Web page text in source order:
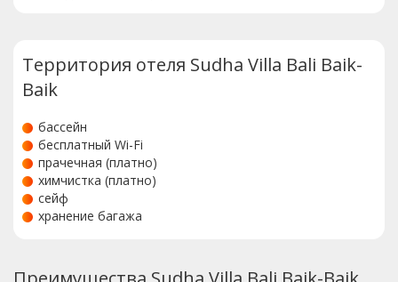
Территория отеля Sudha Villa Bali Baik-
Baik
бассейн
бесплатный Wi-Fi
прачечная (платно)
химчистка (платно)
сейф
хранение багажа